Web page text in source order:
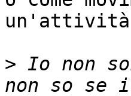
un'attività
> Io non